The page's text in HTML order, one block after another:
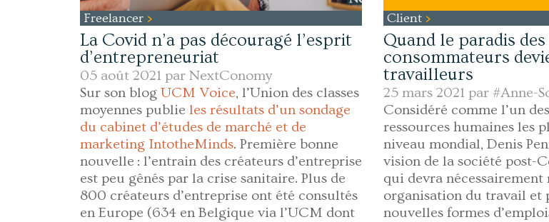
Freelancer
La Covid n’a pas découragé l’esprit
d’entrepreneuriat
05 août 2021 par NextConomy
Sur son blog UCM Voice, l’Union des classes
moyennes publie les résultats d’un sondage
du cabinet d’études de marché et de
marketing IntotheMinds. Première bonne
nouvelle : l’entrain des créateurs d’entreprise
est peu gênés par la crise sanitaire. Plus de
800 créateurs d’entreprise ont été consultés
en Europe (634 en Belgique via l’UCM dont
Client
Quand le paradis des
consommateurs
travailleurs
25 mars 2021 par #Anne-
Considéré comme l’un
ressources humaines les
niveau mondial, Denis
vision de la société post-
qui devra
organisation du travail et
nouvelles formes